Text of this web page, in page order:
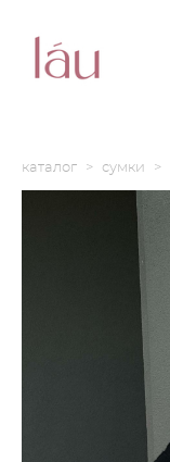
каталог > сумки >